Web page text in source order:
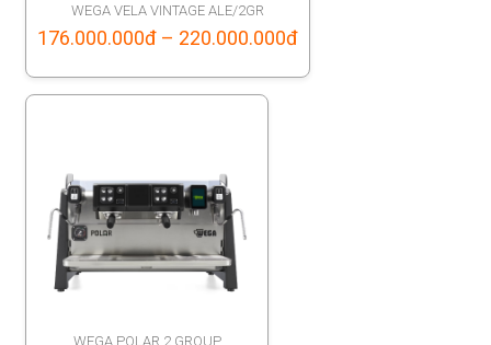
WEGA VELA VINTAGE ALE/2GR
176.000.000đ – 220.000.000đPrice
range:
WEGA POLAR 2 GROUP